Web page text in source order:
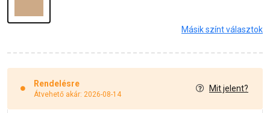
Másik színt választok
Rendelésre
Átvehető akár: 2026-08-14
Mit jelent?